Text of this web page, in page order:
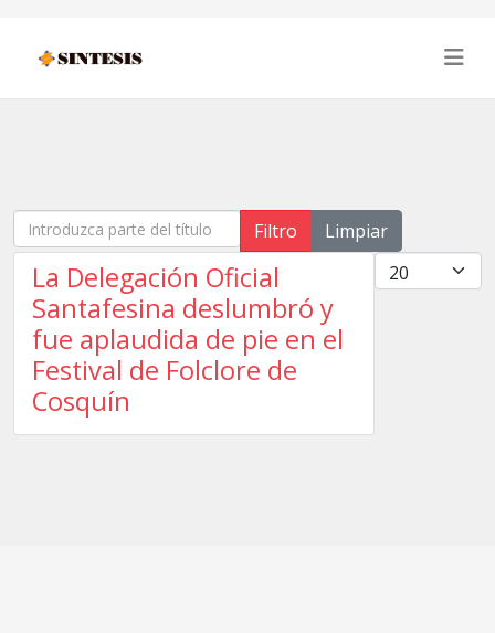
Introduzca parte del título Filtro
Limpiar
Cantidad
La Delegación Oficial
Santafesina deslumbró y
fue aplaudida de pie en el
Festival de Folclore de
Cosquín